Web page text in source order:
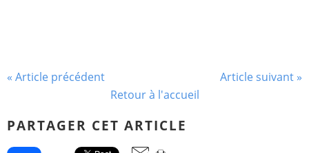
« Article précédent
Article suivant »
Retour à l'accueil
PARTAGER CET ARTICLE